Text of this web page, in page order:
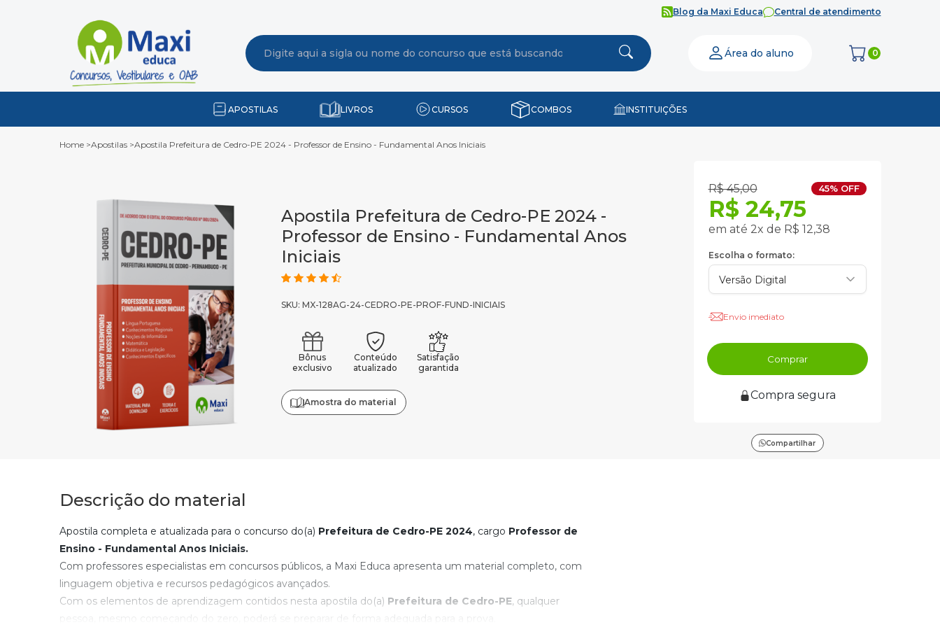
Blog da Maxi Educa Central de atendimento
Área do aluno 0
APOSTILAS LIVROS CURSOS COMBOS INSTITUIÇÕES
Home>Apostilas>Apostila Prefeitura de Cedro-PE 2024 - Professor de Ensino - Fundamental Anos Iniciais
Apostila Prefeitura de Cedro-PE 2024 -
Professor de Ensino - Fundamental Anos
Iniciais
SKU: MX-128AG-24-CEDRO-PE-PROF-FUND-INICIAIS
Bônus
exclusivo
Conteúdo
atualizado
Satisfação
garantida
Amostra do material
R$ 45,00 45% OFF
R$ 24,75
em até 2x de R$ 12,38
Escolha o formato:
Envio imediato
Comprar
Compra segura
Compartilhar
Descrição do material
Apostila completa e atualizada para o concurso do(a) Prefeitura de Cedro-PE2024, cargo Professor de
Ensino - Fundamental Anos Iniciais.
Com professores especialistas em concursos públicos, a Maxi Educa apresenta um material completo, com
linguagem objetiva e recursos pedagógicos avançados.
Com os elementos de aprendizagem contidos nesta apostila do(a) Prefeitura de Cedro-PE, qualquer
pessoa, mesmo começando do zero, poderá se preparar de forma adequada para a prova.